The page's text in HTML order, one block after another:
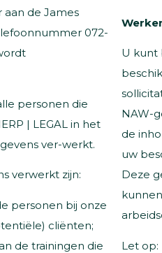
aan de James
072-
personen die
| LEGAL in het
ver-werkt.
verwerkt zijn:
personen bij onze
cliënten;
de trainingen die
U kunt
NAW-
de
uw
Deze
Let op: